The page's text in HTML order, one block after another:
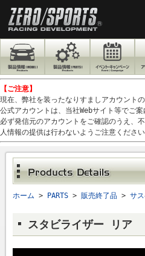
【ご注意】
現在、弊社を装ったなりすましアカウント
公式アカウントは、当社Webサイト等でご案
必ず発信元のアカウントをご確認のうえ、
人情報の提供は行わないようご注意ください
ホーム > PARTS> 販売終了品> サ
スタビライザー リア